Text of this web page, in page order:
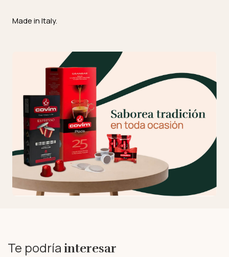
Made in Italy.
Te podría interesar